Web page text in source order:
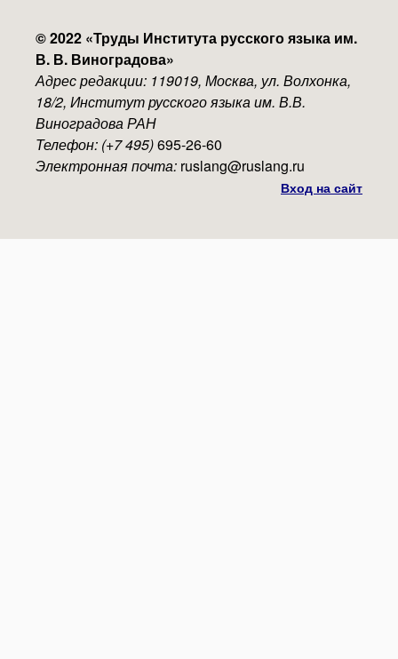
© 2022 «Труды Института русского языка им.
В. В. Виноградова»
Адрес редакции: 119019, Москва, ул. Волхонка,
18/2, Институт русского языка им. В.В.
Виноградова РАН
Телефон: (+7 495)695-26-60
Электронная почта: ruslang@ruslang.ru
Вход на сайт